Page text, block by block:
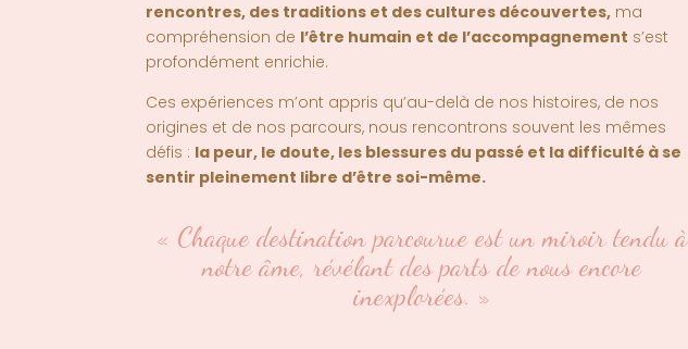
rencontres, des traditions et des cultures découvertes, ma
compréhension de l’être humain et de l’accompagnement s’est
profondément enrichie.
Ces expériences m’ont appris qu’au-delà de nos histoires, de nos
origines et de nos parcours, nous rencontrons souvent les mêmes
défis : la peur, le doute, les blessures du passé et la difficulté à se
sentir pleinement libre d’être soi-même.
« Chaque destination parcourue est un miroir tendu à
notre âme, révélant des parts de nous encore
inexplorées. »